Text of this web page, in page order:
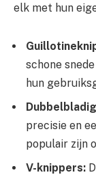
elk met hun
schone
hun
precisie en
populair zijn
V-knippers: